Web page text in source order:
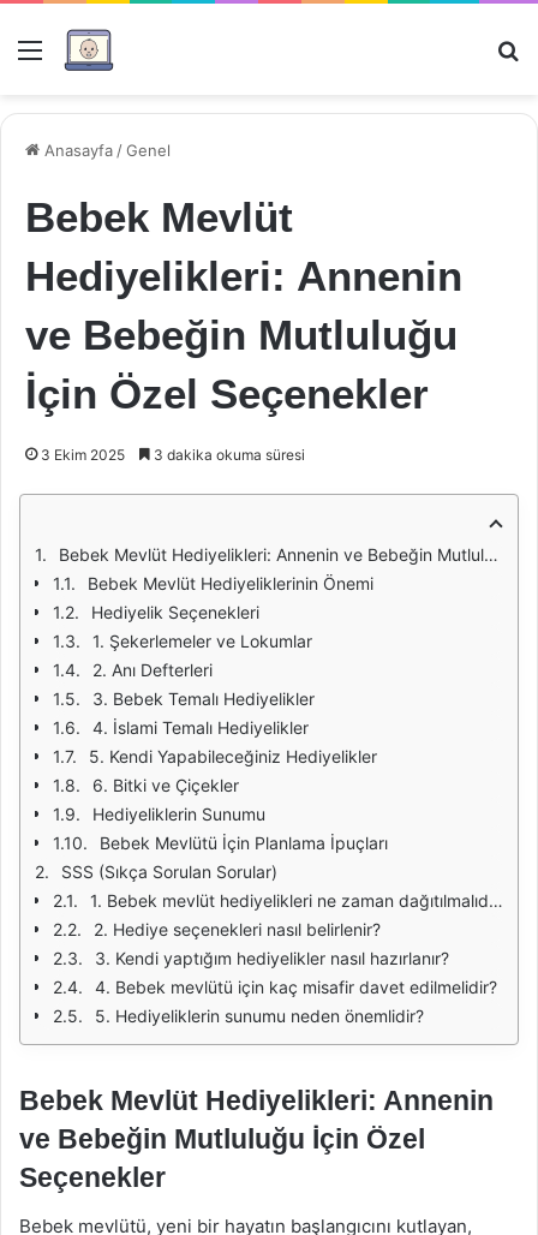
Menü
Anasayfa /Genel
Bebek Mevlüt
Hediyelikleri: Annenin
ve Bebeğin Mutluluğu
İçin Özel Seçenekler
3 Ekim 2025 3 dakika okuma süresi
Bebek Mevlüt Hediyelikleri: Annenin ve Bebeğin Mutluluğu İçin Özel Seçenekler
Bebek Mevlüt Hediyeliklerinin Önemi
Hediyelik Seçenekleri
1. Şekerlemeler ve Lokumlar
2. Anı Defterleri
3. Bebek Temalı Hediyelikler
4. İslami Temalı Hediyelikler
5. Kendi Yapabileceğiniz Hediyelikler
6. Bitki ve Çiçekler
Hediyeliklerin Sunumu
Bebek Mevlütü İçin Planlama İpuçları
SSS (Sıkça Sorulan Sorular)
1. Bebek mevlüt hediyelikleri ne zaman dağıtılmalıdır?
2. Hediye seçenekleri nasıl belirlenir?
3. Kendi yaptığım hediyelikler nasıl hazırlanır?
4. Bebek mevlütü için kaç misafir davet edilmelidir?
5. Hediyeliklerin sunumu neden önemlidir?
Bebek Mevlüt Hediyelikleri: Annenin
ve Bebeğin Mutluluğu İçin Özel
Seçenekler
Bebek mevlütü, yeni bir hayatın başlangıcını kutlayan,